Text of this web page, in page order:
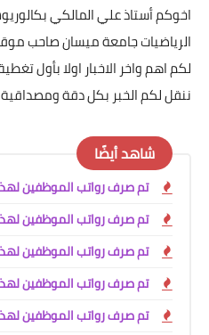
اخوكم أستاذ علي المالكي
الرياضيات جامعة ميسان صاحب
لكم اهم واخر الاخبار اولا بأول
ننقل لكم الخبر بكل دقة ومصداقية
شاهد أيضًا
تم صرف رواتب الموظفين لهذا اليوم
تم صرف رواتب الموظفين لهذا اليوم
تم صرف رواتب الموظفين لهذا اليوم
تم صرف رواتب الموظفين لهذا اليوم
تم صرف رواتب الموظفين لهذا اليوم